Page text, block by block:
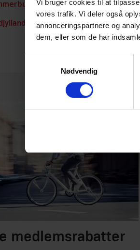
Vi bruger cookies til at
vores trafik. Vi deler også
annonceringspartnere og
dem, eller som de har
Nødvendig
Mountainbike i
Cykelruter i Nordjylland
medlemsrabatter